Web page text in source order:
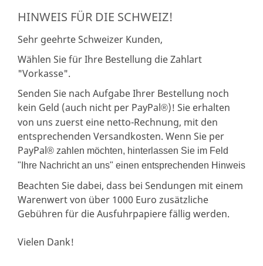
HINWEIS FÜR DIE SCHWEIZ!
Sehr geehrte Schweizer Kunden,
Wählen Sie für Ihre Bestellung die Zahlart
"Vorkasse".
Senden Sie nach Aufgabe Ihrer Bestellung noch
kein Geld (auch nicht per PayPal®)! Sie erhalten
von uns zuerst eine netto-Rechnung, mit den
entsprechenden Versandkosten. Wenn Sie per
PayPal® zahlen möchten, hinterlassen Sie im Feld
"Ihre Nachricht an uns" einen entsprechenden Hinweis
Beachten Sie dabei, dass bei Sendungen mit einem
Warenwert von über 1000 Euro zusätzliche
Gebühren für die Ausfuhrpapiere fällig werden.
Vielen Dank!